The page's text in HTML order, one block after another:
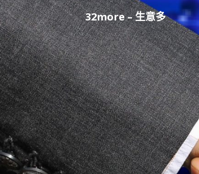
Skip
to
content
32more – 生意多